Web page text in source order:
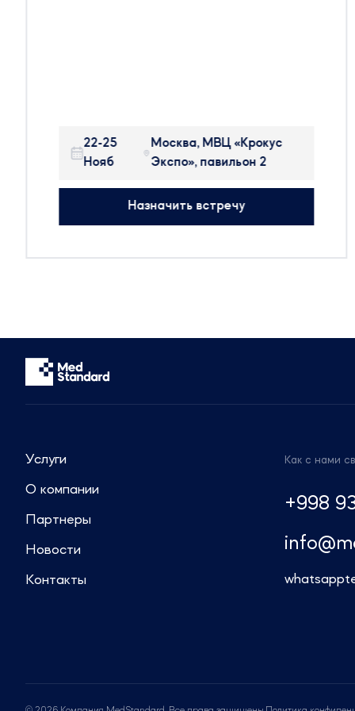
фармацевтических препаратов, БАДов,
препаратов крови и косметики.
На выставке будут присутствовать:
314 участников
25 стран мира
актуальную информацию и провести
консультации по регуляторным вопросам.
Пишите: info@medstandard.ru или в Direct
22-25
Нояб
Москва, МВЦ «Крокус
Экспо», павильон 2
Назначить встречу
Услуги
О компании
Партнеры
Новости
Контакты
Как с нами
+998
whatsapp